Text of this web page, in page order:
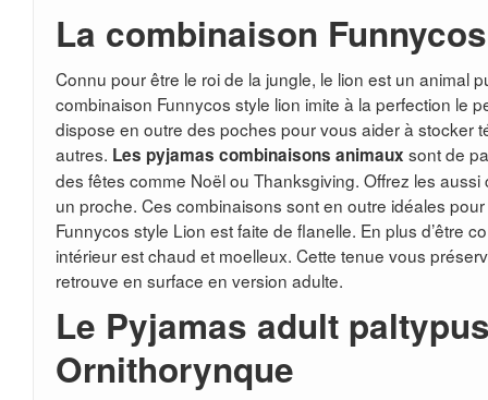
La combinaison
Connu pour être le roi de la jungle, le lion est un animal
combinaison Funnycos style lion imite à la perfection le
dispose en outre des poches pour vous aider à stocker
autres. Les pyjamas combinaisons animaux sont de
des fêtes comme Noël ou Thanksgiving. Offrez les
un proche. Ces combinaisons sont en outre idéales
Funnycos style Lion est faite de flanelle. En plus d’être
intérieur est chaud et moelleux. Cette tenue vous
retrouve en surface en version adulte.
Le Pyjamas adult
Ornithorynque